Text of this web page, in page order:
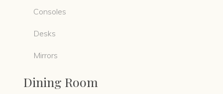
Consoles
Desks
Mirrors
Dining Room